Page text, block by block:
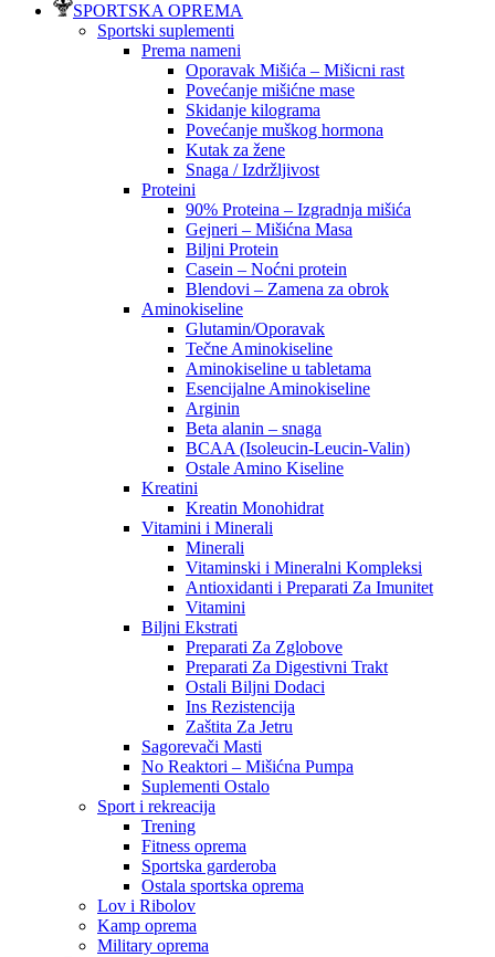
SPORTSKA OPREMA
Sportski suplementi
Prema nameni
Oporavak Mišića – Mišicni rast
Povećanje mišićne mase
Skidanje kilograma
Povećanje muškog hormona
Kutak za žene
Snaga / Izdržljivost
Proteini
90% Proteina – Izgradnja mišića
Gejneri – Mišićna Masa
Biljni Protein
Casein – Noćni protein
Blendovi – Zamena za obrok
Aminokiseline
Glutamin/Oporavak
Tečne Aminokiseline
Aminokiseline u tabletama
Esencijalne Aminokiseline
Arginin
Beta alanin – snaga
BCAA (Isoleucin-Leucin-Valin)
Ostale Amino Kiseline
Kreatini
Kreatin Monohidrat
Vitamini i Minerali
Minerali
Vitaminski i Mineralni Kompleksi
Antioxidanti i Preparati Za Imunitet
Vitamini
Biljni Ekstrati
Preparati Za Zglobove
Preparati Za Digestivni Trakt
Ostali Biljni Dodaci
Ins Rezistencija
Zaštita Za Jetru
Sagorevači Masti
No Reaktori – Mišićna Pumpa
Suplementi Ostalo
Sport i rekreacija
Trening
Fitness oprema
Sportska garderoba
Ostala sportska oprema
Lov i Ribolov
Kamp oprema
Military oprema